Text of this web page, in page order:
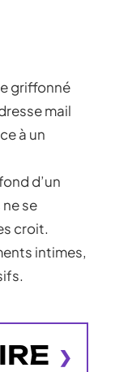
griffonné
mail
à un
d’un
se
croit.
intimes,